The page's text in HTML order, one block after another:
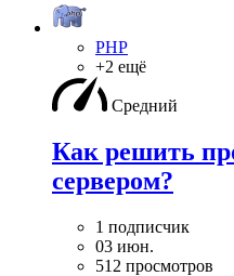
PHP
+2 ещё
Средний
Как решить
сервером?
1 подписчик
03 июн.
512 просмотров